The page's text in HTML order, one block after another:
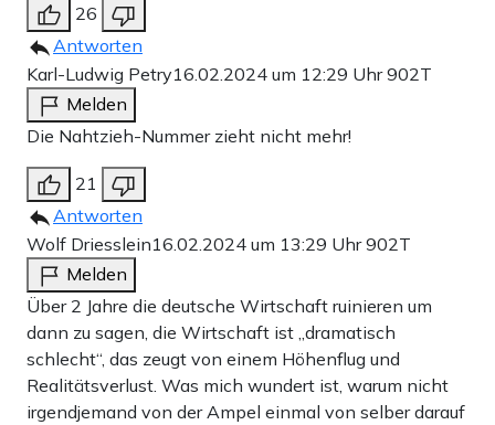
26
Antworten
Karl-Ludwig Petry16.02.2024 um 12:29 Uhr902T
Melden
Die Nahtzieh-Nummer zieht nicht mehr!
21
Antworten
Wolf Driesslein16.02.2024 um 13:29 Uhr902T
Melden
Über 2 Jahre die deutsche Wirtschaft ruinieren um
dann zu sagen, die Wirtschaft ist „dramatisch
schlecht“, das zeugt von einem Höhenflug und
Realitätsverlust. Was mich wundert ist, warum nicht
irgendjemand von der Ampel einmal von selber darauf